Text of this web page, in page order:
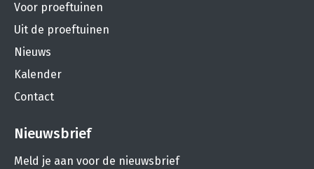
Voor proeftuinen
Uit de proeftuinen
Nieuws
Kalender
Contact
Nieuwsbrief
Meld je aan voor de nieuwsbrief